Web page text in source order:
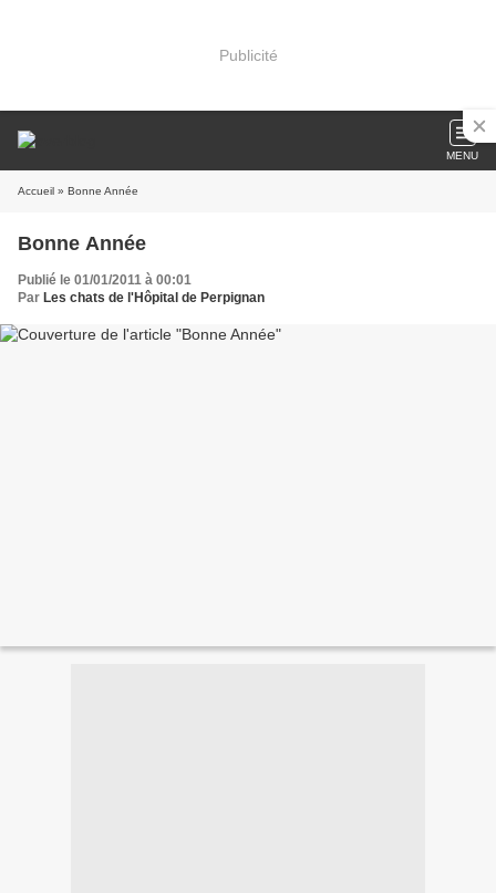
Publicité
MENU
Accueil » Bonne Année
Bonne Année
Publié le 01/01/2011 à 00:01
Par Les chats de l'Hôpital de Perpignan